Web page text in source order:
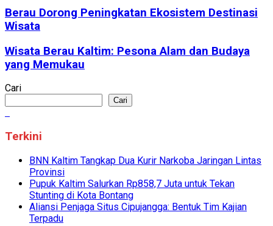
Berau Dorong Peningkatan Ekosistem Destinasi
Wisata
Wisata Berau Kaltim: Pesona Alam dan Budaya
yang Memukau
Cari
Cari
Terkini
BNN Kaltim Tangkap Dua Kurir Narkoba Jaringan Lintas
Provinsi
Pupuk Kaltim Salurkan Rp858,7 Juta untuk Tekan
Stunting di Kota Bontang
Aliansi Penjaga Situs Cipujangga: Bentuk Tim Kajian
Terpadu